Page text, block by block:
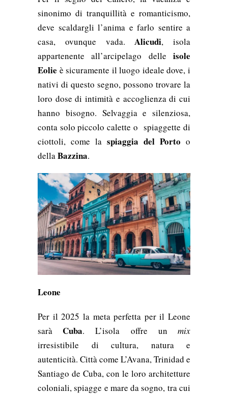
sinonimo di tranquillità e romanticismo,
deve scaldargli l’anima e farlo sentire a
casa, ovunque vada.Alicudi, isola
appartenente all’arcipelago delle isole
Eolie è sicuramente il luogo ideale dove, i
nativi di questo segno, possono trovare la
loro dose di intimità e accoglienza di cui
hanno bisogno. Selvaggia e silenziosa,
conta solo piccolo calette o spiaggette di
ciottoli, come la spiaggia del Porto o
dellaBazzina.
Leone
Per il 2025 la meta perfetta per il Leone
saràCuba. L’isola offre unmix
irresistibile di cultura, natura e
autenticità. Città come L’Avana, Trinidad e
Santiago de Cuba, con le loro architetture
coloniali, spiagge e mare da sogno, tra cui